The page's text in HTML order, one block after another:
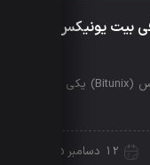
بیت یونیکس
احراز هویت در اپلیکیشن صرافی بیت یونیکس (Bitunix) یکی از
12 دسامبر 2025